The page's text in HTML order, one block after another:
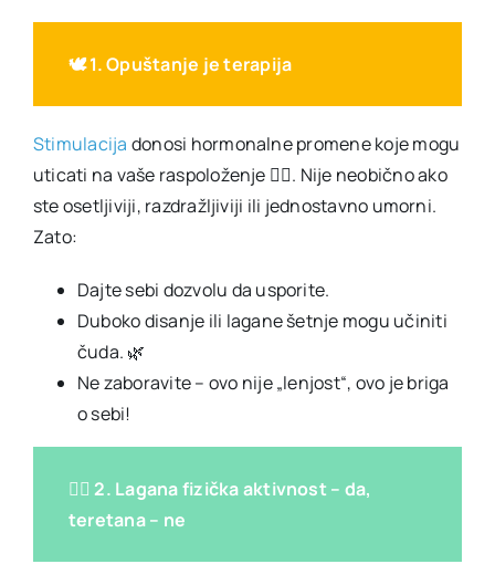
🕊️ 1. Opuštanje je terapija
Stimulacija donosi hormonalne promene koje mogu
uticati na vaše raspoloženje 😵‍💫. Nije neobično ako
ste osetljiviji, razdražljiviji ili jednostavno umorni.
Zato:
Dajte sebi dozvolu da usporite.
Duboko disanje ili lagane šetnje mogu učiniti
čuda. 🌿
Ne zaboravite – ovo nije „lenjost“, ovo je briga
o sebi!
🧘‍♀️ 2. Lagana fizička aktivnost – da,
teretana – ne